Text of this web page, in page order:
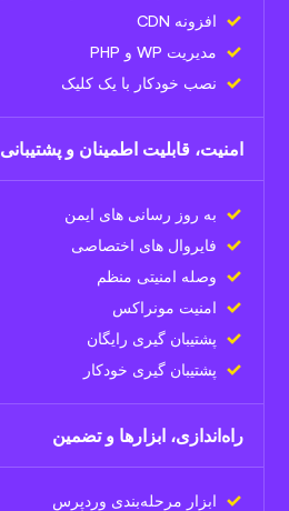
افزونه CDN
مدیریت WP و PHP
نصب خودکار با یک کلیک
امنیت، قابلیت اطمینان و پشتیبانی
به روز رسانی های ایمن
فایروال های اختصاصی
وصله امنیتی منظم
امنیت مونراکس
پشتیبان گیری رایگان
پشتیبان گیری خودکار
راه‌اندازی، ابزارها و تضمین
ابزار مرحله‌بندی وردپرس